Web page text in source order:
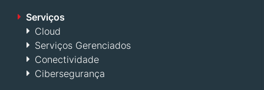
Serviços
Cloud
Serviços Gerenciados
Conectividade
Cibersegurança